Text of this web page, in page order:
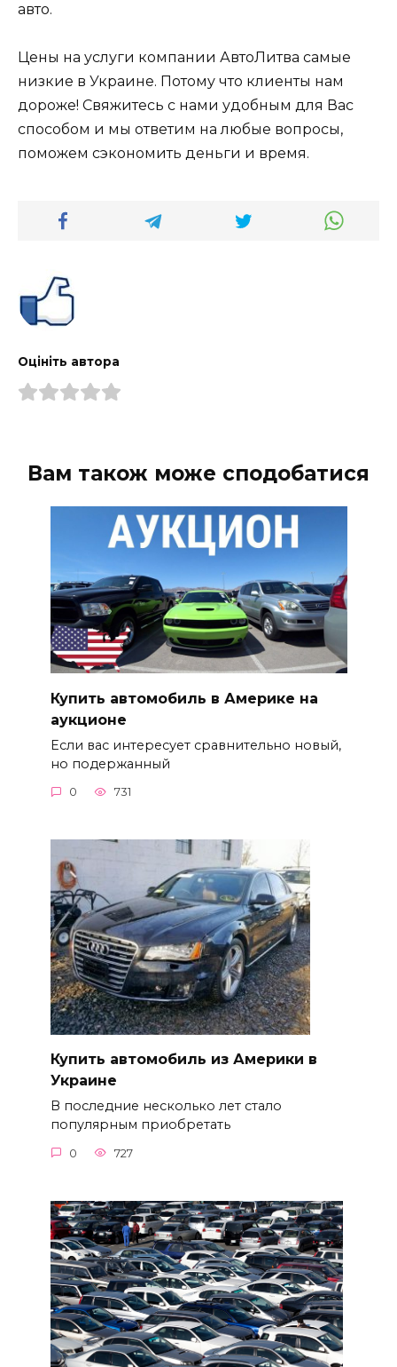
авто.
Цены на услуги компании АвтоЛитва самые
низкие в Украине. Потому что клиенты нам
дороже! Свяжитесь с нами удобным для Вас
способом и мы ответим на любые вопросы,
поможем сэкономить деньги и время.
Оцініть автора
Вам також може сподобатися
Купить автомобиль в Америке на
аукционе
Если вас интересует сравнительно новый,
но подержанный
0 731
Купить автомобиль из Америки в
Украине
В последние несколько лет стало
популярным приобретать
0 727